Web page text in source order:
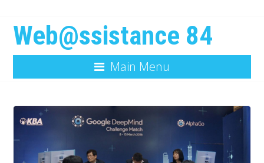
Web@ssistance 84
Main Menu